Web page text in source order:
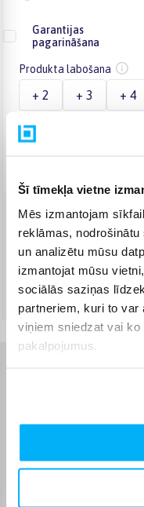
Šī tīmekļa vietne
Mēs izmantojam
reklāmas,
un analizētu mūsu
izmantojat mūsu
sociālās saziņas
partneriem, kuri to
viņiem sniedzat vai
pakalpojumus.
Garantijas
pagarināšana
Produkta labošana
+ 2 + 3 + 4
Produkta maiņa
Venipak Kurjers
Apmaksā pilnu summu
Augusts 17d. - Augusts
DPD kurjers 9,99 €
Augusts 17d. - Augusts
Garantijas laiks